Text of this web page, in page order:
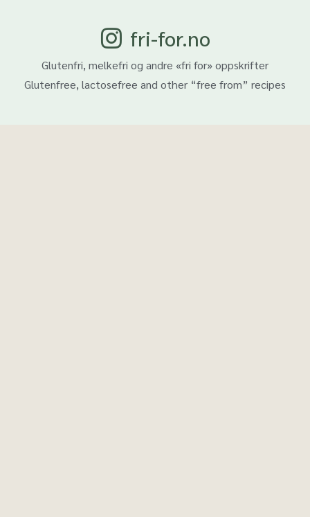
fri-for.no
Glutenfri, melkefri og andre «fri for» oppskrifter
Glutenfree, lactosefree and other “free from” recipes